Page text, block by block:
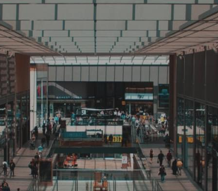
Связаться с ритейлером Узнать планы развития ритейлера
Сеть "Шаверма по-Питерски" начала свою работу в 2012 году.
На данный момент сеть насчитывает более 40 прибыльных
точек.
1632 (+1)
Навигация
О ритейлере
О компании
Информация о развитии ритейлера
Где представлена ТС
Контакты
О ритейлере Шаверма по-
Питерски
Название:
Шаверма по-Питерски
Компания создана в стране